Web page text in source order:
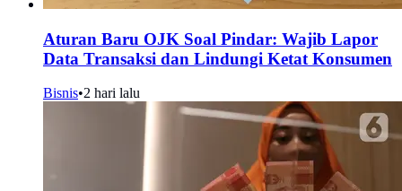
Aturan Baru OJK Soal Pindar: Wajib Lapor
Data Transaksi dan Lindungi Ketat Konsumen
Bisnis•2 hari lalu